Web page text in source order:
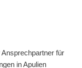
für
in Apulien